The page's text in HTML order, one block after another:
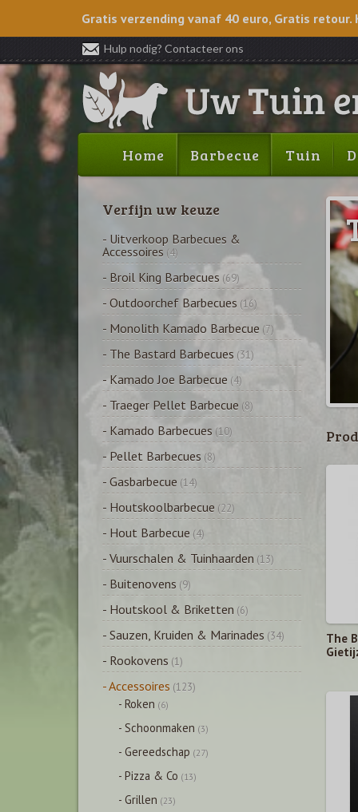
Gratis verzending vanaf 40 euro, Gratis retour.
Hulp nodig? Contacteer ons
Home Barbecue Tuin
The
Verfijn uw keuze
- Uitverkoop Barbecues &
Accessoires (4)
- Broil King Barbecues (69)
- Outdoorchef Barbecues (16)
- Monolith Kamado Barbecue (7)
- The Bastard Barbecues (31)
- Kamado Joe Barbecue (4)
- Traeger Pellet Barbecue (8)
- Kamado Barbecues (10)
- Pellet Barbecues (8)
- Gasbarbecue (14)
- Houtskoolbarbecue (22)
- Hout Barbecue (4)
- Vuurschalen & Tuinhaarden (13)
- Buitenovens (9)
- Houtskool & Briketten (6)
- Sauzen, Kruiden & Marinades (34)
- Rookovens (1)
- Accessoires (123)
- Roken (6)
- Schoonmaken (3)
- Gereedschap (27)
- Pizza & Co (13)
- Grillen (23)